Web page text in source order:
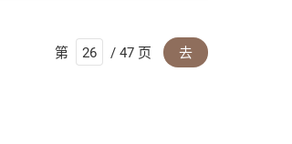
第 / 47 页 去